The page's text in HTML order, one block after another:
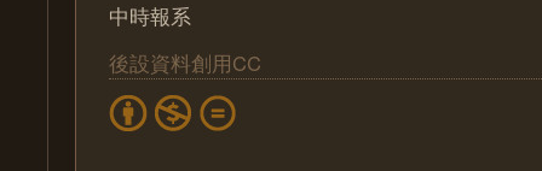
中時報系
後設資料創用CC